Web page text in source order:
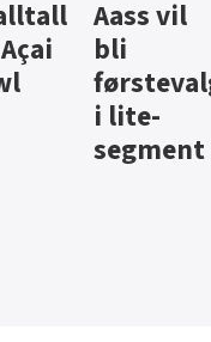
og
Hard
iste fra
Hansa